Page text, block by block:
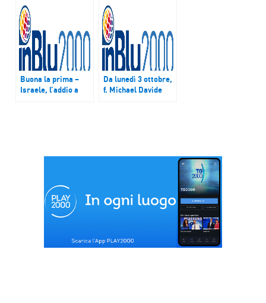
nuove schiavitù
Buona la prima –
Israele, l’addio a
Da lunedì 3 ottobre,
f. Michael Davide